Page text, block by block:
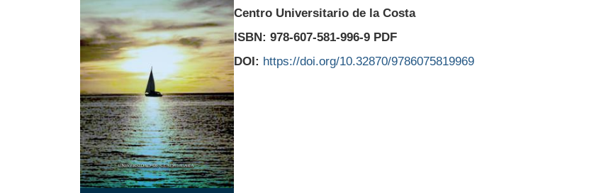
Centro Universitario de la Costa
ISBN: 978-607-581-996-9 PDF
DOI: https://doi.org/10.32870/9786075819969